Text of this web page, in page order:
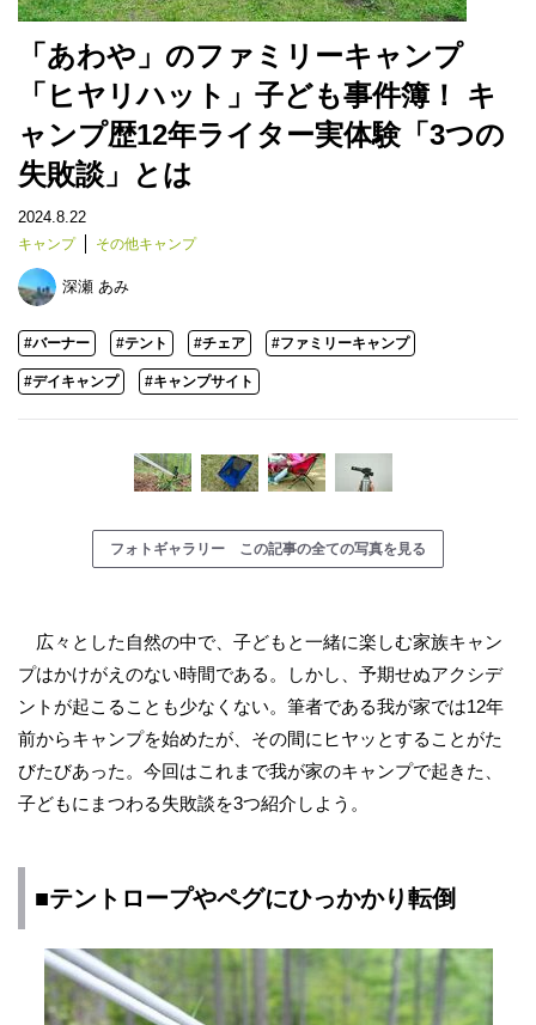
「あわや」のファミリーキャンプ
「ヒヤリハット」子ども事件簿！ キ
ャンプ歴12年ライター実体験「3つの
失敗談」とは
2024.8.22
キャンプ その他キャンプ
深瀬 あみ
#バーナー #テント #チェア #ファミリーキャンプ
#デイキャンプ #キャンプサイト
フォトギャラリー この記事の全ての写真を見る
広々とした自然の中で、子どもと一緒に楽しむ家族キャン
プはかけがえのない時間である。しかし、予期せぬアクシデ
ントが起こることも少なくない。筆者である我が家では12年
前からキャンプを始めたが、その間にヒヤッとすることがた
びたびあった。今回はこれまで我が家のキャンプで起きた、
子どもにまつわる失敗談を3つ紹介しよう。
■テントロープやペグにひっかかり転倒